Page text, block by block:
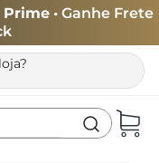
Prime • Ganhe Frete